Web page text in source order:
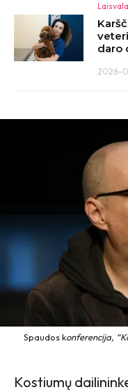
daro
2026-
Spaudos konferencija,
Kostiumų